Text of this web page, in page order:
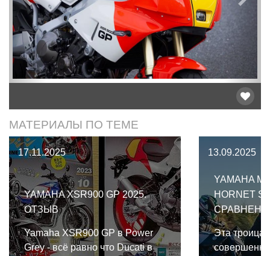
Предыдущий
МАТЕРИАЛЫ ПО ТЕМЕ
17.11.2025
YAMAHA XSR900 GP 2025.
ОТЗЫВ
Yamaha XSR900 GP в Power
Grey - всё равно что Ducati в
13.09.2025
YAMAHA
HORNET
Эта троица